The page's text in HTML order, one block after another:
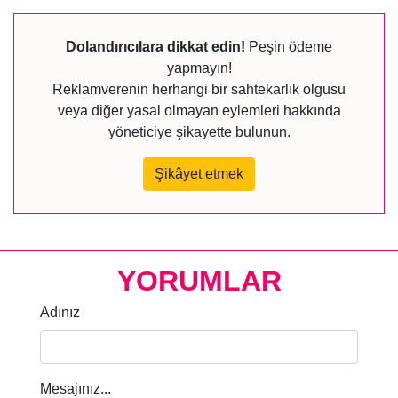
Dolandırıcılara dikkat edin! Peşin ödeme
yapmayın!
Reklamverenin herhangi bir sahtekarlık olgusu
veya diğer yasal olmayan eylemleri hakkında
yöneticiye şikayette bulunun.
Şikâyet etmek
YORUMLAR
Adınız
Mesajınız...